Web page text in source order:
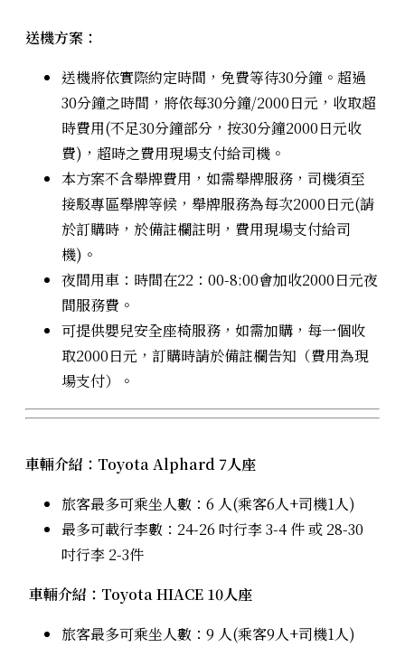
送機方案：
送機將依實際約定時間，免費等待30分鐘。超過
30分鐘之時間，將依每30分鐘/2000日元，收取超
時費用(不足30分鐘部分，按30分鐘2000日元收
費)，超時之費用現場支付給司機。
本方案不含舉牌費用，如需舉牌服務，司機須至
接駁專區舉牌等候，舉牌服務為每次2000日元(請
於訂購時，於備註欄註明，費用現場支付給司
機)。
夜間用車：時間在22：00-8:00會加收2000日元夜
間服務費。
可提供嬰兒安全座椅服務，如需加購，每一個收
取2000日元，訂購時請於備註欄告知（費用為現
場支付）。
車輛介紹：Toyota Alphard 7人座
旅客最多可乘坐人數：6 人(乘客6人+司機1人)
最多可載行李數：24-26 吋行李 3-4 件 或 28-30
吋行李 2-3件
車輛介紹：Toyota HIACE 10人座
旅客最多可乘坐人數：9 人(乘客9人+司機1人)